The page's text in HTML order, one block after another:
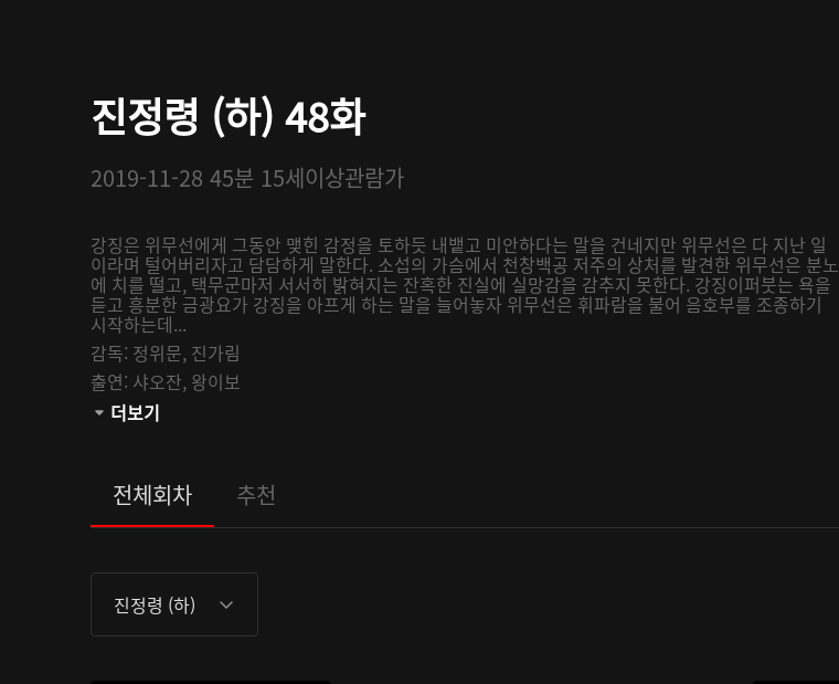
진정령 (하) 48화
2019-11-28 45분 15세이상관람가
강징은 위무선에게 그동안 맺힌 감정을 토하듯 내뱉고 미안하다는 말을 건네지만 위무선은 다 지난 일
이라며 털어버리자고 담담하게 말한다. 소섭의 가슴에서 천창백공 저주의 상처를 발견한 위무선은 분노
에 치를 떨고, 택무군마저 서서히 밝혀지는 잔혹한 진실에 실망감을 감추지 못한다. 강징이퍼붓는 욕을
듣고 흥분한 금광요가 강징을 아프게 하는 말을 늘어놓자 위무선은 휘파람을 불어 음호부를 조종하기
시작하는데...
감독: 정위문, 진가림
출연: 샤오잔, 왕이보
관람등급:
더보기
전체회차 추천
진정령 (하)